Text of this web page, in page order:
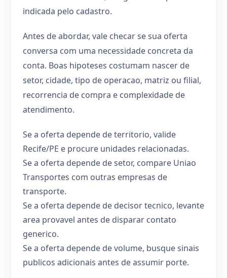
indicada pelo cadastro.
Antes de abordar, vale checar se sua oferta
conversa com uma necessidade concreta da
conta. Boas hipoteses costumam nascer de
setor, cidade, tipo de operacao, matriz ou filial,
recorrencia de compra e complexidade de
atendimento.
Se a oferta depende de territorio, valide
Recife/PE e procure unidades relacionadas.
Se a oferta depende de setor, compare Uniao
Transportes com outras empresas de
transporte.
Se a oferta depende de decisor tecnico, levante
area provavel antes de disparar contato
generico.
Se a oferta depende de volume, busque sinais
publicos adicionais antes de assumir porte.